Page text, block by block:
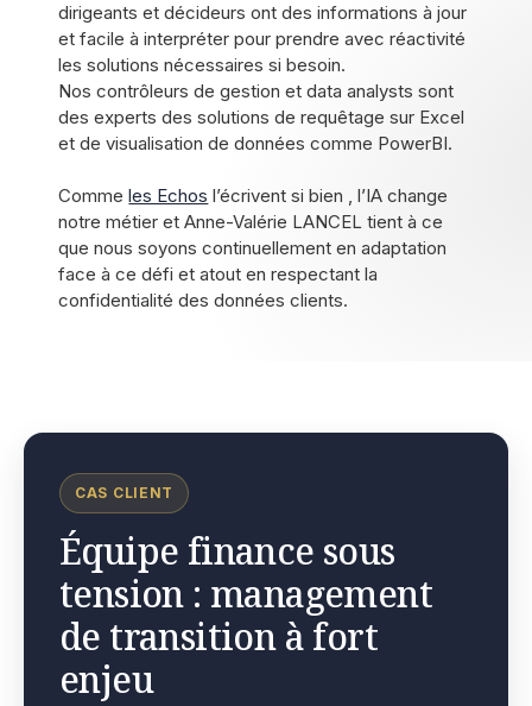
dirigeants et décideurs ont des informations à jour
et facile à interpréter pour prendre avec réactivité
les solutions nécessaires si besoin.
Nos contrôleurs de gestion et data analysts sont
des experts des solutions de requêtage sur Excel
et de visualisation de données comme PowerBI.
Commeles Echos l’écrivent si bien , l’IA change
notre métier et Anne-Valérie LANCEL tient à ce
que nous soyons continuellement en adaptation
face à ce défi et atout en respectant la
confidentialité des données clients.
CAS CLIENT
Équipe finance sous
tension : management
de transition à fort
enjeu